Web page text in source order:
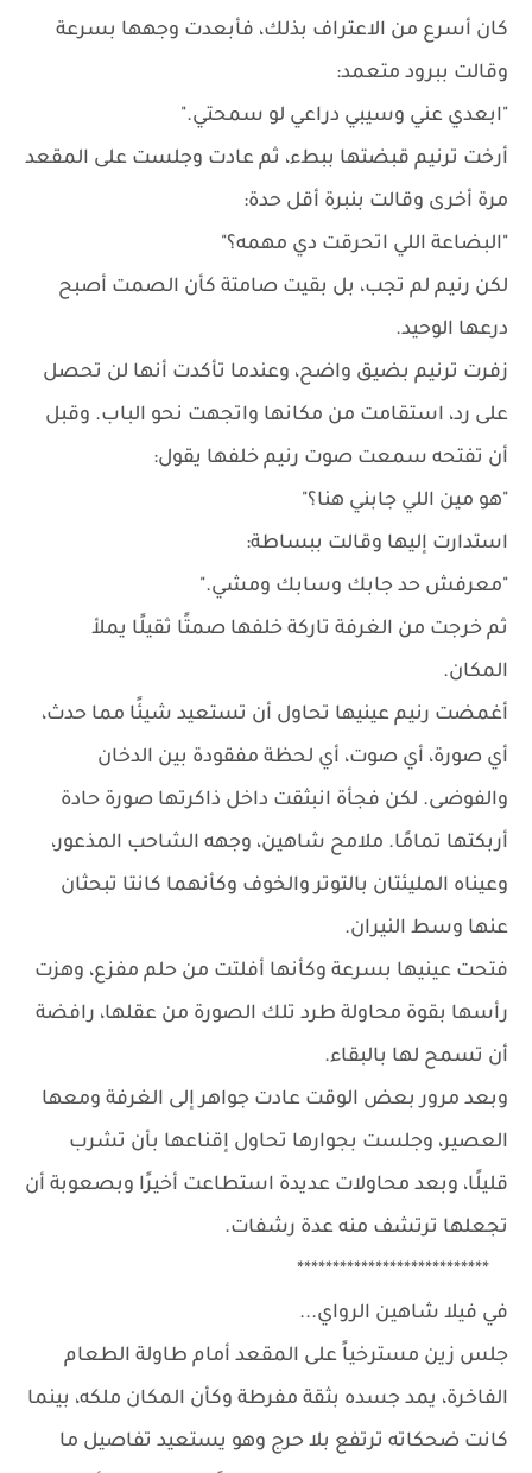
كان أسرع من الاعتراف بذلك، فأبعدت وجهها بسرعة
وقالت ببرود متعمد:
"ابعدي عني وسيبي دراعي لو سمحتي."
أرخت ترنيم قبضتها ببطء، ثم عادت وجلست على المقعد
مرة أخرى وقالت بنبرة أقل حدة:
"البضاعة اللي اتحرقت دي مهمه؟"
لكن رنيم لم تجب، بل بقيت صامتة كأن الصمت أصبح
درعها الوحيد.
زفرت ترنيم بضيق واضح، وعندما تأكدت أنها لن تحصل
على رد، استقامت من مكانها واتجهت نحو الباب. وقبل
أن تفتحه سمعت صوت رنيم خلفها يقول:
"هو مين اللي جابني هنا؟"
استدارت إليها وقالت ببساطة:
"معرفش حد جابك وسابك ومشي."
ثم خرجت من الغرفة تاركة خلفها صمتًا ثقيلًا يملأ
المكان.
أغمضت رنيم عينيها تحاول أن تستعيد شيئًا مما حدث،
أي صورة، أي صوت، أي لحظة مفقودة بين الدخان
والفوضى. لكن فجأة انبثقت داخل ذاكرتها صورة حادة
أربكتها تمامًا. ملامح شاهين، وجهه الشاحب المذعور،
وعيناه المليئتان بالتوتر والخوف وكأنهما كانتا تبحثان
عنها وسط النيران.
فتحت عينيها بسرعة وكأنها أفلتت من حلم مفزع، وهزت
رأسها بقوة محاولة طرد تلك الصورة من عقلها، رافضة
أن تسمح لها بالبقاء.
وبعد مرور بعض الوقت عادت جواهر إلى الغرفة ومعها
العصير، وجلست بجوارها تحاول إقناعها بأن تشرب
قليلًا، وبعد محاولات عديدة استطاعت أخيرًا وبصعوبة أن
تجعلها ترتشف منه عدة رشفات.
***************************
في فيلا شاهين الرواي...
جلس زين مسترخياً على المقعد أمام طاولة الطعام
الفاخرة، يمد جسده بثقة مفرطة وكأن المكان ملكه، بينما
كانت ضحكاته ترتفع بلا حرج وهو يستعيد تفاصيل ما